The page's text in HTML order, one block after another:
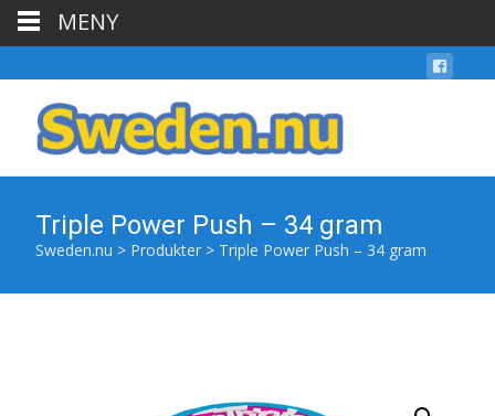
Triple Power Push – 34 gram
Sweden.nu > Produkter > Triple Power Push – 34 gram
MENY